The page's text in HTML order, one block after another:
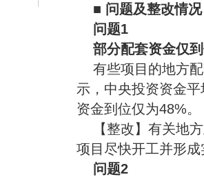
■ 问题及整改情况
问题1
部分配套资金仅
有些项目的地方
示，中央投资资金
资金到位仅为48%。
【整改】有关地
项目尽快开工并形
问题2